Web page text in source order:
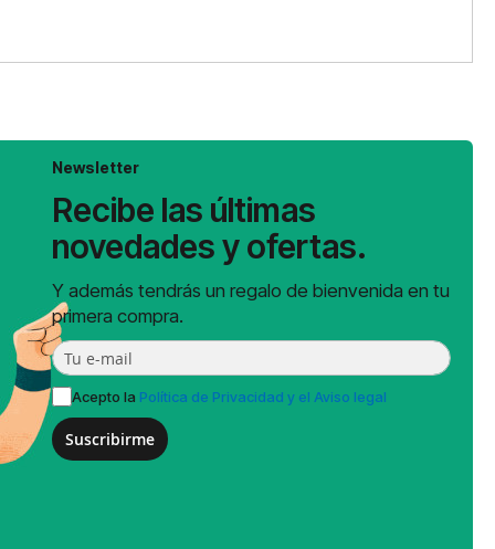
Newsletter
Recibe las últimas
novedades y ofertas.
Y además tendrás un regalo de bienvenida en tu
primera compra.
Acepto la Política de Privacidad y el Aviso legal
Suscribirme